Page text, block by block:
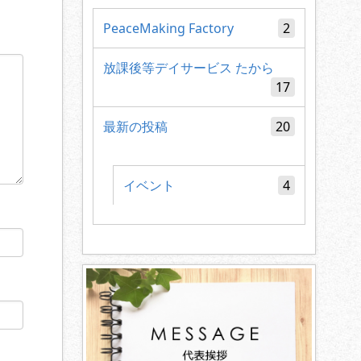
PeaceMaking Factory 2
放課後等デイサービス たから
17
最新の投稿 20
イベント 4